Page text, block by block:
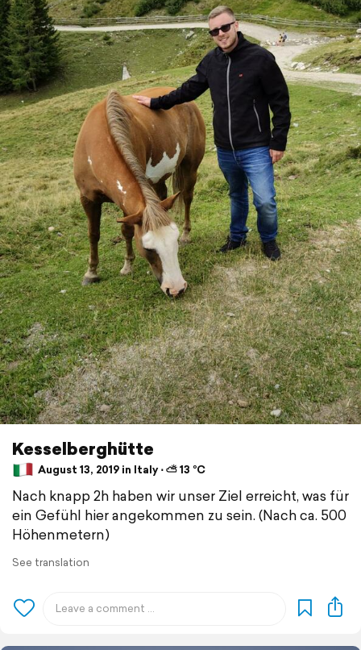
Kesselberghütte
August 13, 2019 in Italy ⋅ ⛅ 13 °C
Nach knapp 2h haben wir unser Ziel erreicht, was für
ein Gefühl hier angekommen zu sein. (Nach ca. 500
Höhenmetern)
See translation